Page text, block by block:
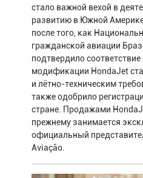
стало важной вехой в
развитию в Южной
после того, как
гражданской авиации
подтвердило
модификации HondaJet
и лётно-техническим
также одобрило
стране. Продажами
прежнему занимается
официальный
Aviação.